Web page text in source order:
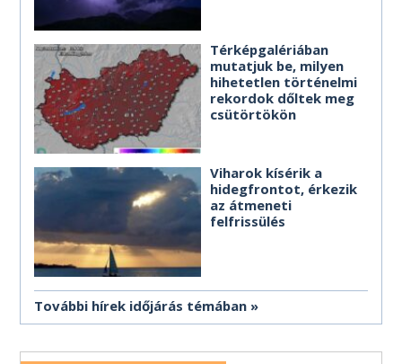
Térképgalériában
mutatjuk be, milyen
hihetetlen történelmi
rekordok dőltek meg
csütörtökön
Viharok kísérik a
hidegfrontot, érkezik
az átmeneti
felfrissülés
További hírek időjárás témában